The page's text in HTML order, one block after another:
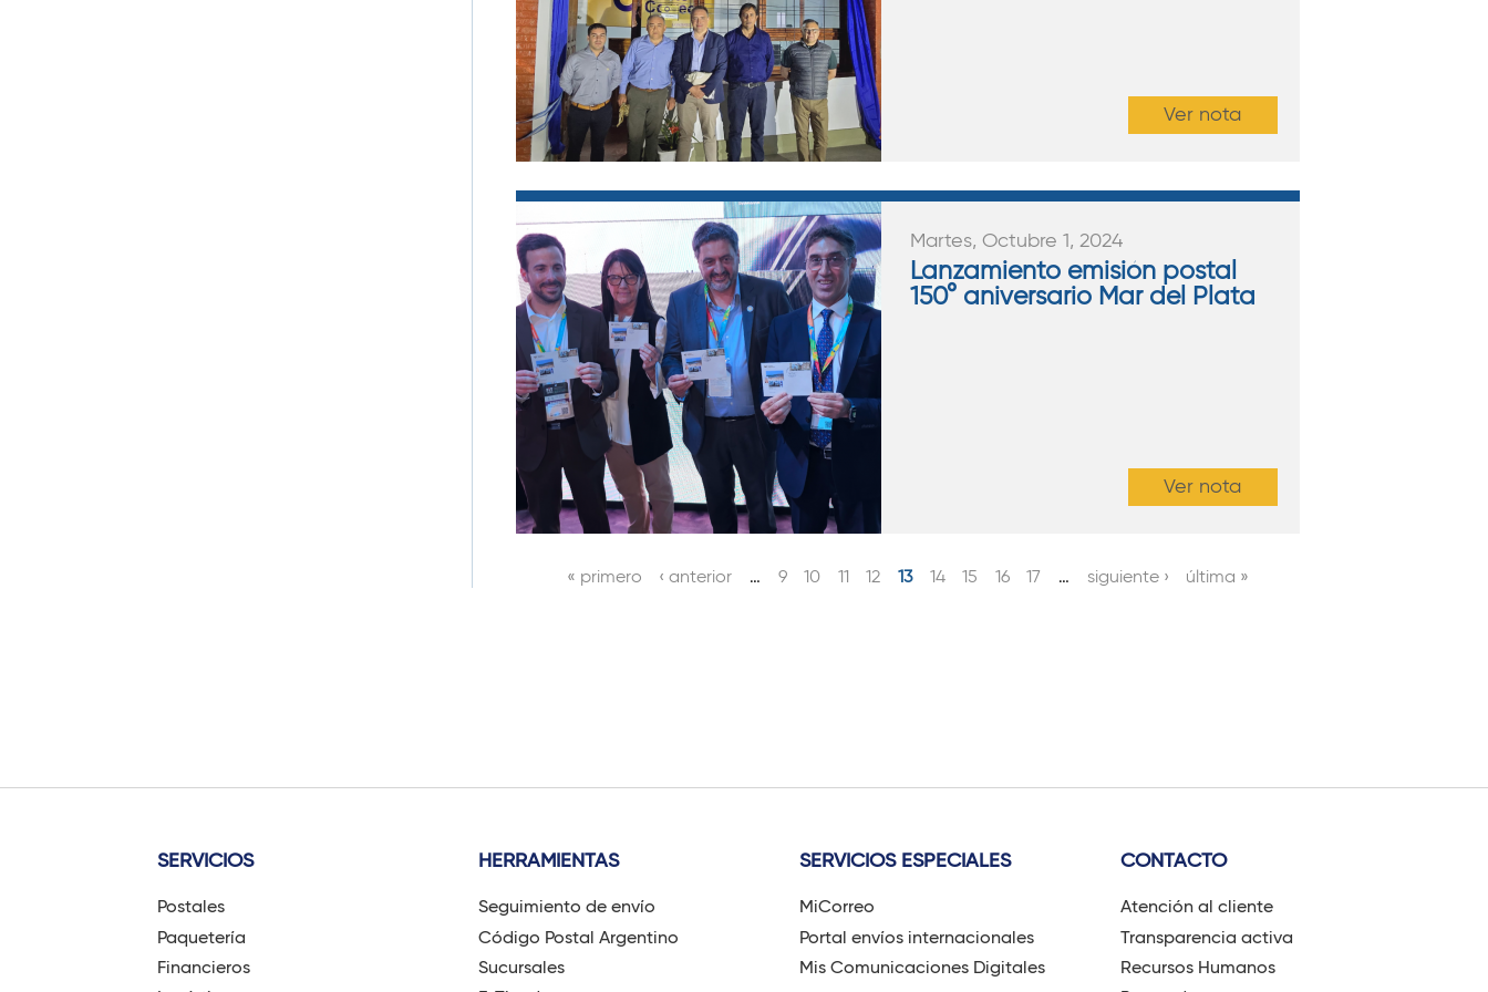
Ver nota
Martes, Octubre 1, 2024
Lanzamiento emisión postal
150° aniversario Mar del Plata
Ver nota
s
« primero ‹ anterior … 9 10 11 12 13 14 15 16 17 … siguiente › última »
SERVICIOS
Postales
Paquetería
Financieros
HERRAMIENTAS
Seguimiento de envío
Código Postal Argentino
Sucursales
SERVICIOS ESPECIALES
MiCorreo
Portal envíos internacionales
Mis Comunicaciones Digitales
CONTACTO
Atención al cliente
Transparencia activa
Recursos Humanos